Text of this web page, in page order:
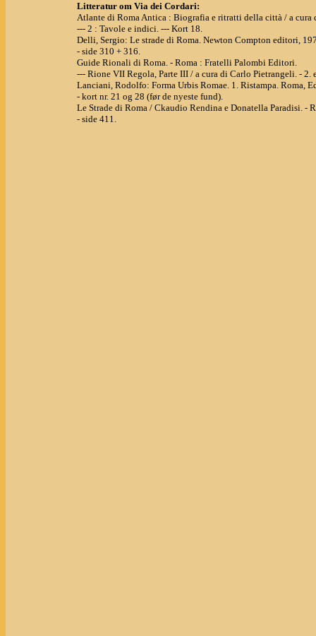
Litteratur om Via dei Cordari:
Atlante di Roma Antica : Biografia e ritratti della città / a
--- 2 : Tavole e indici. --- Kort 18.
Delli, Sergio: Le strade di Roma. Newton Compton editori,
- side 310 + 316.
Guide Rionali di Roma. - Roma : Fratelli Palombi Editori.
--- Rione VII Regola, Parte III / a cura di Carlo Pietrangeli. - 2.
Lanciani, Rodolfo: Forma Urbis Romae. 1. Ristampa. Roma,
- kort nr. 21 og 28 (før de nyeste fund).
Le Strade di Roma / Ckaudio Rendina e Donatella Paradisi. -
- side 411.